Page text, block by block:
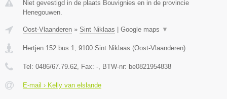
Niet gevestigd in de plaats Bouvignies en in de provincie
Henegouwen.
Oost-Vlaanderen » Sint Niklaas Google maps ▼
Hertjen 152 bus 1 9100 Sint Niklaas (Oost-Vlaanderen)
Tel: 0486/67.79.62 , Fax: - , BTW-nr: be0821954838
E-mail › Kelly van elslande